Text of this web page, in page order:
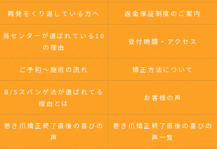
再発をくり返している方へ 返金保証制度のご案内
当センターが選ばれている10
の理由
受付時間・アクセス
ご予約～施術の流れ 矯正方法について
B/Sスパンゲ法が選ばれてる
理由とは
お客様の声
巻き爪矯正終了直後の喜びの
声
巻き爪矯正終了直後の喜びの
声一覧